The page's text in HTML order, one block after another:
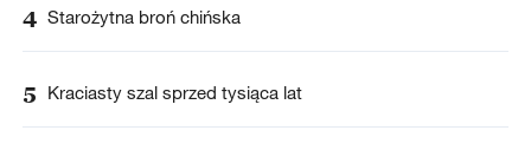
4 Starożytna broń chińska
5 Kraciasty szal sprzed tysiąca lat